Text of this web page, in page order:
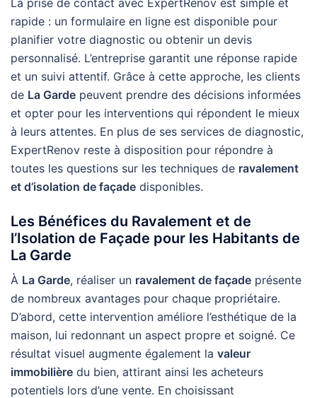
rapide : un formulaire en ligne est disponible pour
planifier votre diagnostic ou obtenir un devis
personnalisé. L’entreprise garantit une réponse rapide
et un suivi attentif. Grâce à cette approche, les clients
de La Garde peuvent prendre des décisions informées
et opter pour les interventions qui répondent le mieux
à leurs attentes. En plus de ses services de diagnostic,
ExpertRenov reste à disposition pour répondre à
toutes les questions sur les techniques de ravalement
et d’isolation de façade disponibles.
Les Bénéfices du Ravalement et de
l’Isolation de Façade pour les Habitants de
La Garde
À La Garde, réaliser un ravalement de façade présente
de nombreux avantages pour chaque propriétaire.
D’abord, cette intervention améliore l’esthétique de la
maison, lui redonnant un aspect propre et soigné. Ce
résultat visuel augmente également la valeur
immobilière du bien, attirant ainsi les acheteurs
potentiels lors d’une vente. En choisissant